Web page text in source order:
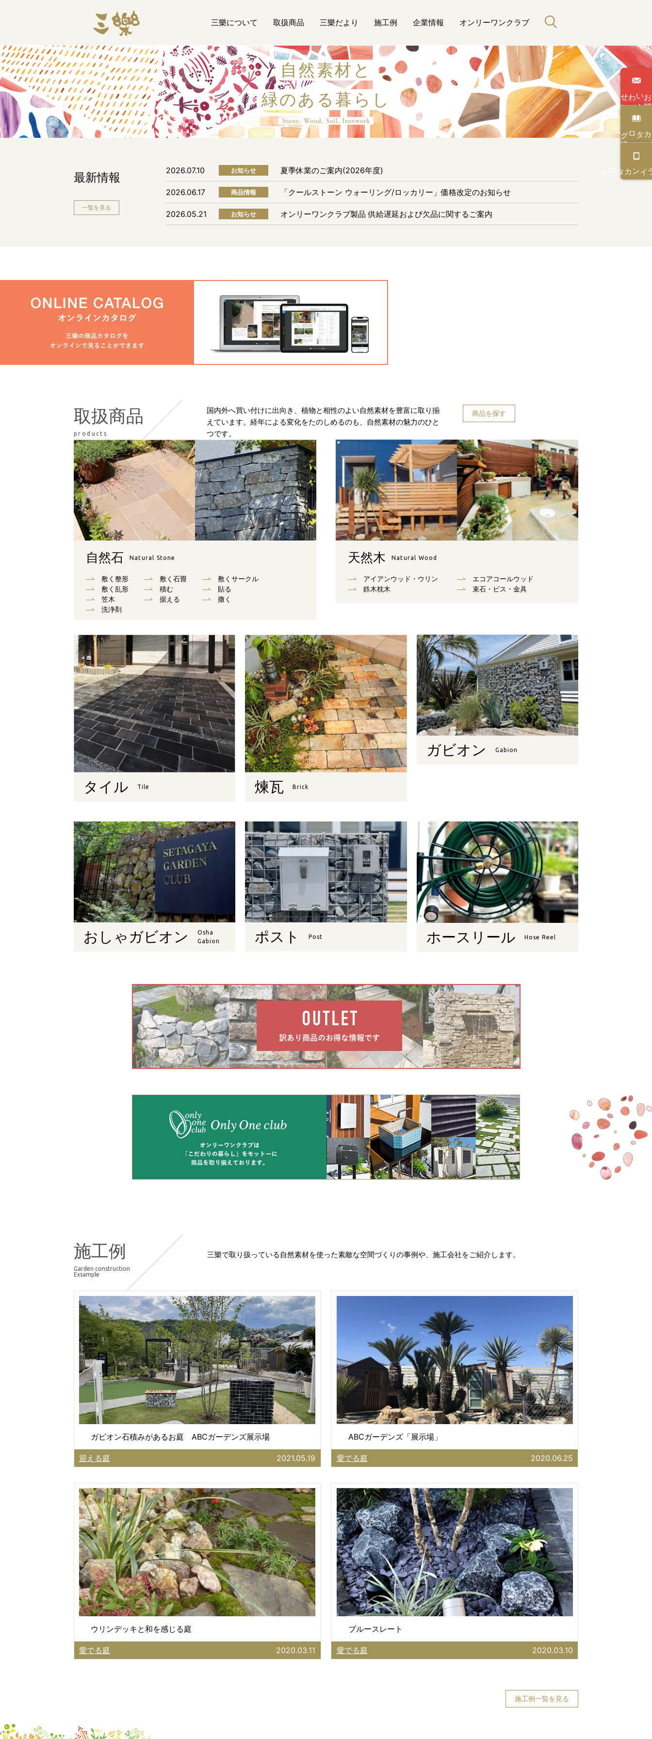
い
わせ
カタログ
オンライン
三樂について 取扱商品 三樂だより 施工例 企業情報 オンリーワンクラブ
自然素材と
緑のある暮らし
最新情報
一覧を見る
2026.07.10 お知らせ 夏季休業のご案内(2026年度)
2026.06.17 商品情報 「クールストーン ウォーリング/ロッカリー」価格改定のお知らせ
2026.05.21 お知らせ オンリーワンクラブ製品 供給遅延および欠品に関するご案内
取扱商品
products
国内外へ買い付けに出向き、植物と相性のよい自然素材を豊富に取り揃
えています。経年による変化をたのしめるのも、自然素材の魅力のひと
つです。
商品を探す
自然石 Natural Stone
敷く整形 敷く石畳
敷くサークル
敷く乱形
積む
貼る
笠木
据える
撒く
洗浄剤
天然木 Natural Wood
アイアンウッド・ウリン
エコアコールウッド
鉄木枕木
束⽯・ビス・⾦具
タイル Tile 煉瓦 Brick
ガビオン Gabion
おしゃガビオン
Osha
Gabion
ポスト Post ホースリール Hose Reel
施工例
Garden construction
Exsample
三樂で取り扱っている自然素材を使った素敵な空間づくりの事例や、施工会社をご紹介します。
ガビオン石積みがあるお庭 ABCガーデンズ展示場
迎える庭 2021.05.19
ABCガーデンズ「展示場」
愛でる庭 2020.06.25
ウリンデッキと和を感じる庭
愛でる庭 2020.03.11
ブルースレート
愛でる庭 2020.03.10
施工例一覧を見る